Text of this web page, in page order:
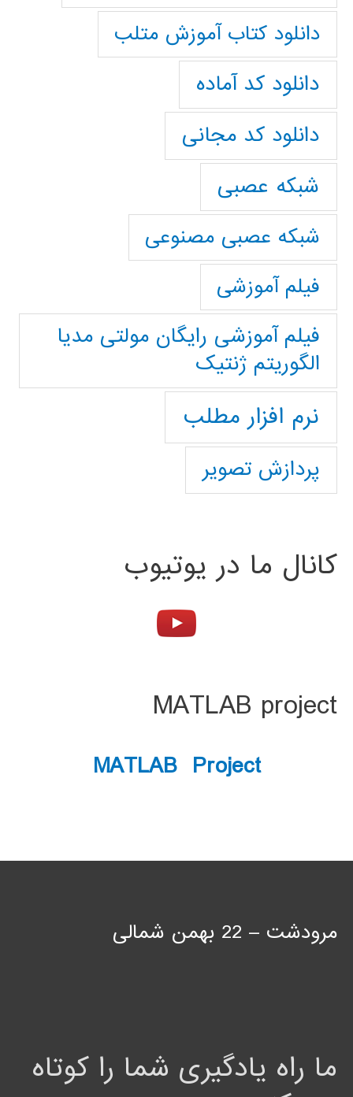
دانلود کتاب آموزش متلب
دانلود کد آماده
دانلود کد مجانی
شبکه عصبی
شبکه عصبی مصنوعی
فیلم آموزشی
فیلم آموزشی رایگان مولتی مدیا
الگوریتم ژنتیک
نرم افزار مطلب
پردازش تصویر
کانال ما در یوتیوب
MATLAB project
MATLAB Project
مرودشت – 22 بهمن شمالی
ما راه یادگیری شما را کوتاه